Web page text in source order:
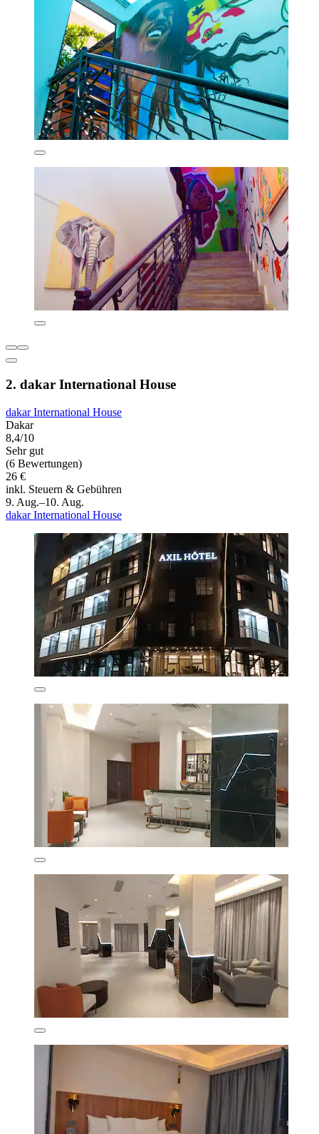
2. dakar International House
dakar International House
Dakar
8,4/10
Sehr gut
(6 Bewertungen)
26 €
inkl. Steuern & Gebühren
9. Aug.–10. Aug.
dakar International House